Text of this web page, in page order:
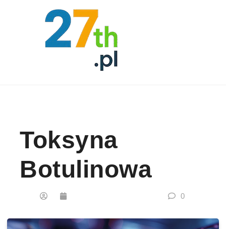
Toksyna
Botulinowa
0